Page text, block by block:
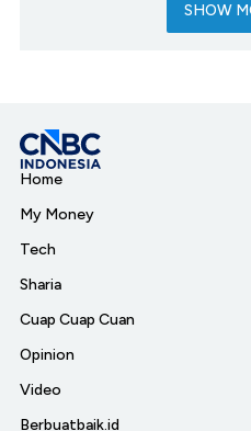
SHOW
Home
My Money
Tech
Sharia
Cuap Cuap Cuan
Opinion
Video
Berbuatbaik.id